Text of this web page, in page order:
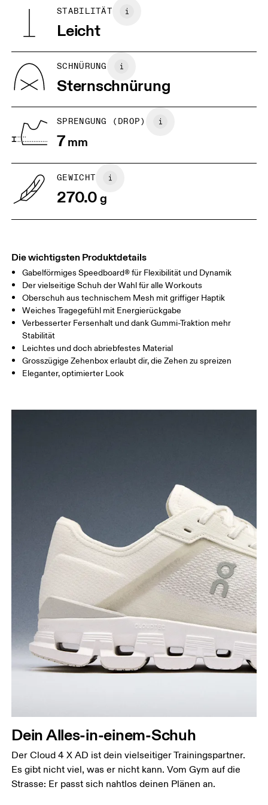
37
JP 25
UK 6.5
US 7
Horizontal verschieben, um mehr zu sehen
STABILITÄT
Leicht
SCHNÜRUNG
Sternschnürung
SPRENGUNG (DROP)
7mm
GEWICHT
270.0g
Die wichtigsten Produktdetails
Gabelförmiges Speedboard® für Flexibilität und Dynamik
Der vielseitige Schuh der Wahl für alle Workouts
Oberschuh aus technischem Mesh mit griffiger Haptik
Weiches Tragegefühl mit Energierückgabe
Verbesserter Fersenhalt und dank Gummi-Traktion mehr
Stabilität
Leichtes und doch abriebfestes Material
Grosszügige Zehenbox erlaubt dir, die Zehen zu spreizen
Eleganter, optimierter Look
Dein Alles-in-einem-Schuh
Der Cloud 4 X AD ist dein vielseitiger Trainingspartner.
Es gibt nicht viel, was er nicht kann. Vom Gym auf die
Strasse: Er passt sich nahtlos deinen Plänen an.